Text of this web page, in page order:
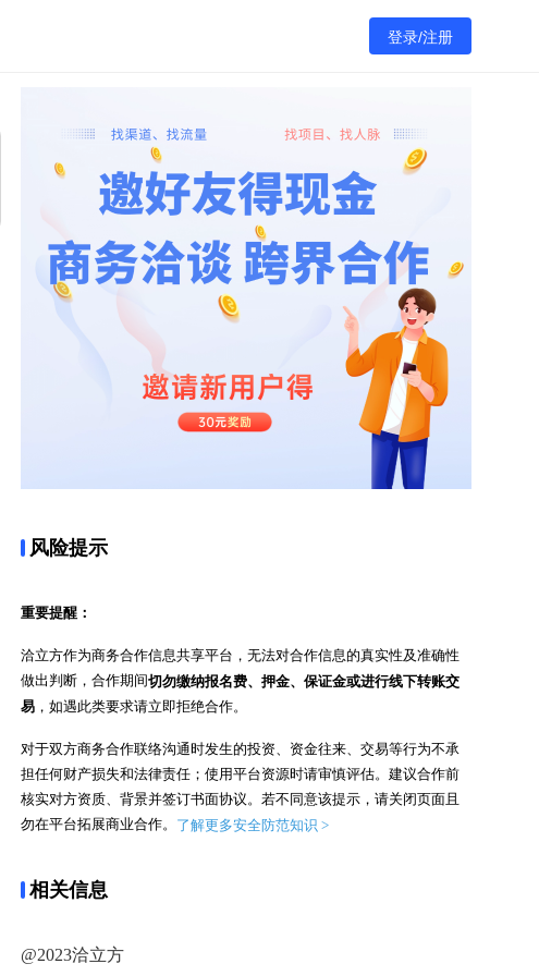
登录/注册
风险提示
重要提醒：
洽立方作为商务合作信息共享平台，无法对合作信息的真实性及准确性
做出判断，合作期间切勿缴纳报名费、押金、保证金或进行线下转账交
易 ，如遇此类要求请立即拒绝合作。
对于双方商务合作联络沟通时发生的投资、资金往来、交易等行为不承
担任何财产损失和法律责任；使用平台资源时请审慎评估。 建议合作前
核实对方资质、背景并签订书面协议。 若不同意该提示，请关闭页面且
勿在平台拓展商业合作。 了解更多安全防范知识 >
相关信息
@2023洽立方